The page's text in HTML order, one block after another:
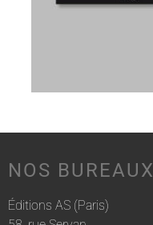
NOS BUREAUX
Éditions AS (Paris)